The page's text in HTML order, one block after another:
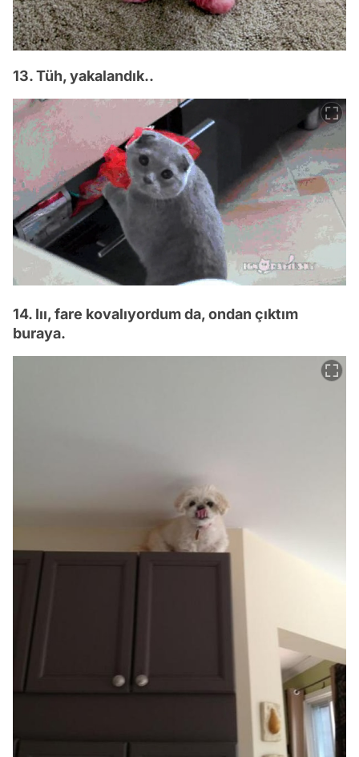
13. Tüh, yakalandık..
14. Iıı, fare kovalıyordum da, ondan çıktım
buraya.